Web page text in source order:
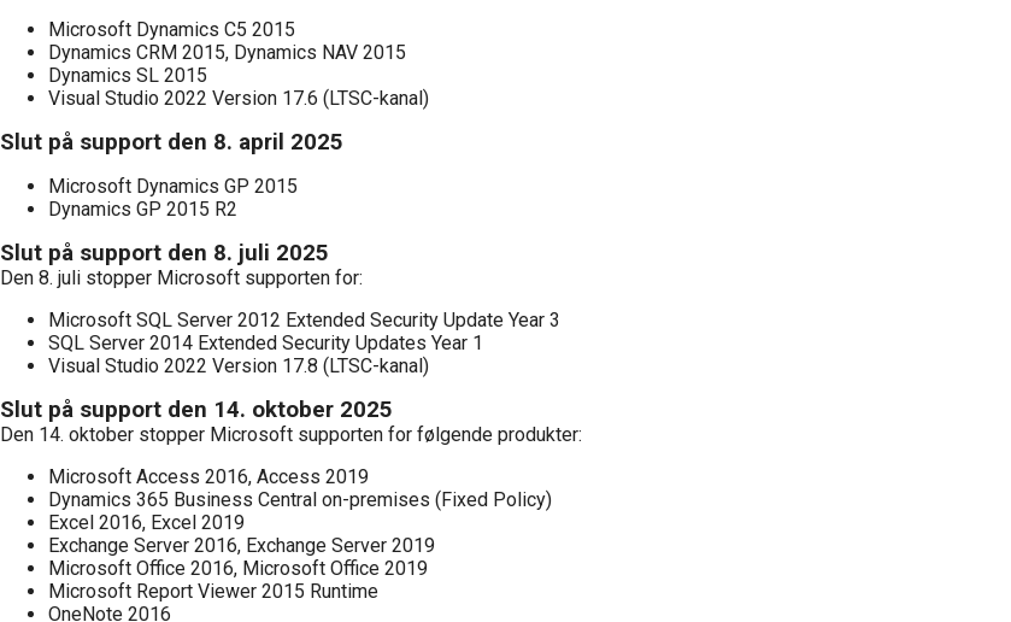
Microsoft Dynamics C5 2015
Dynamics CRM 2015, Dynamics NAV 2015
Dynamics SL 2015
Visual Studio 2022 Version 17.6 (LTSC-kanal)
Slut på support den 8. april 2025
Microsoft Dynamics GP 2015
Dynamics GP 2015 R2
Slut på support den 8. juli 2025
Den 8. juli stopper Microsoft supporten for:
Microsoft SQL Server 2012 Extended Security Update Year 3
SQL Server 2014 Extended Security Updates Year 1
Visual Studio 2022 Version 17.8 (LTSC-kanal)
Slut på support den 14. oktober 2025
Den 14. oktober stopper Microsoft supporten for følgende produkter:
Microsoft Access 2016, Access 2019
Dynamics 365 Business Central on-premises (Fixed Policy)
Excel 2016, Excel 2019
Exchange Server 2016, Exchange Server 2019
Microsoft Office 2016, Microsoft Office 2019
Microsoft Report Viewer 2015 Runtime
OneNote 2016